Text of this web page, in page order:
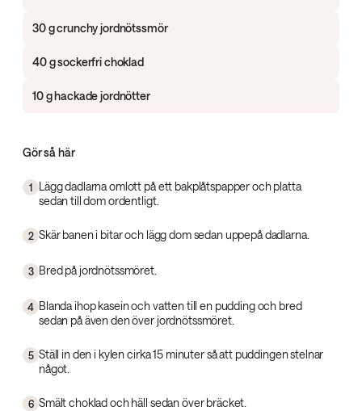
30 g crunchy jordnötssmör
40 g sockerfri choklad
10 g hackade jordnötter
Gör så här
1
Lägg dadlarna omlott på ett bakplåtspapper och platta
sedan till dom ordentligt.
2 Skär banen i bitar och lägg dom sedan uppepå dadlarna.
3 Bred på jordnötssmöret.
4 Blanda ihop kasein och vatten till en pudding och bred
sedan på även den över jordnötssmöret.
5 Ställ in den i kylen cirka 15 minuter så att puddingen stelnar
något.
6 Smält choklad och häll sedan över bräcket.